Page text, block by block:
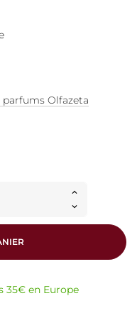
Olfazeta
35€ en Europe